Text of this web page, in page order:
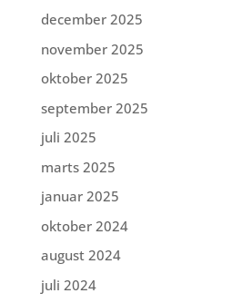
december 2025
november 2025
oktober 2025
september 2025
juli 2025
marts 2025
januar 2025
oktober 2024
august 2024
juli 2024